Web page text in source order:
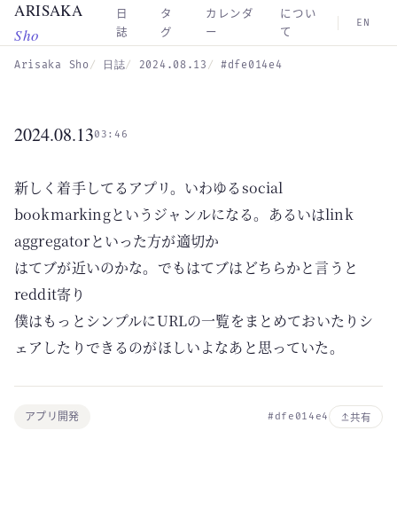
Skip to main content
ARISAKA
Sho
日
誌
タ
グ
カレンダ
ー
につい
て
EN
Arisaka Sho 日誌 2024.08.13 #dfe014e4
2024.08.1303:46
新しく着手してるアプリ。いわゆるsocial
bookmarkingというジャンルになる。あるいはlink
aggregatorといった方が適切か
はてブが近いのかな。でもはてブはどちらかと言うと
reddit寄り
僕はもっとシンプルにURLの一覧をまとめておいたりシ
ェアしたりできるのがほしいよなあと思っていた。
アプリ開発 #dfe014e4 共有